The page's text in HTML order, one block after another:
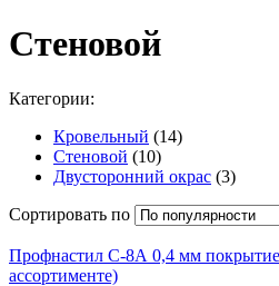
Стеновой
Категории:
Кровельный (14)
Стеновой (10)
Двусторонний окрас (3)
Сортировать по
Профнастил С-8А 0,4 мм покрытие
ассортименте)